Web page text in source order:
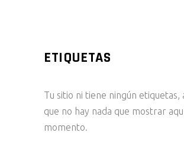
ETIQUETAS
Tu sitio ni tiene ningún etiquetas,
que no hay nada que mostrar
momento.